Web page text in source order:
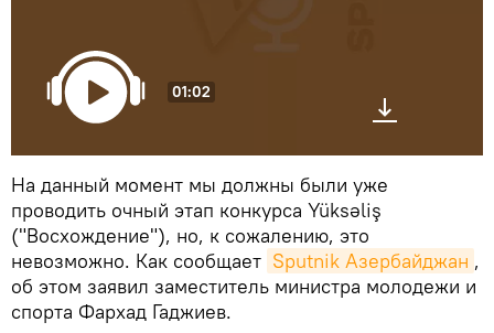
01:02
На данный момент мы должны были уже
проводить очный этап конкурса Yüksəliş
("Восхождение"), но, к сожалению, это
невозможно. Как сообщает Sputnik Азербайджан ,
об этом заявил заместитель министра молодежи и
спорта Фархад Гаджиев.